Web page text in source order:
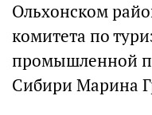
Ольхонском
комитета по
промышленной
Сибири Марина